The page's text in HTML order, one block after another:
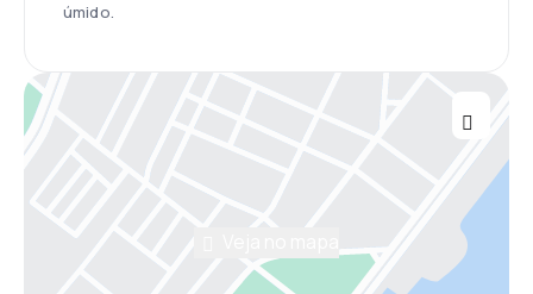
úmido.